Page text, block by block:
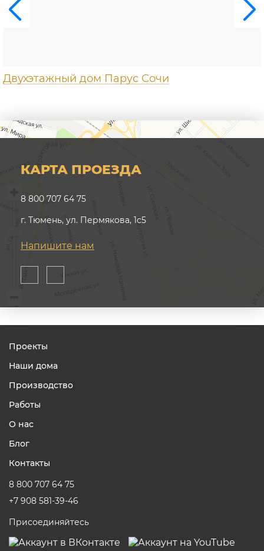
Двухэтажный дом Парус Сочи
КАРТА ПРОЕЗДА
8 800 707 64 75
г. Тюмень, ул. Пермякова, 1с5
Напишите нам
Проекты
Наши дома
Производство
Работы
О нас
Блог
Контакты
8 800 707 64 75
+7 908 581-39-46
Присоединяйтесь